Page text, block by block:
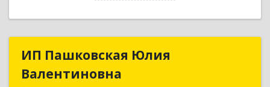
ИП Пашковская Юлия
Валентиновна
ИП Пашковская Юлия